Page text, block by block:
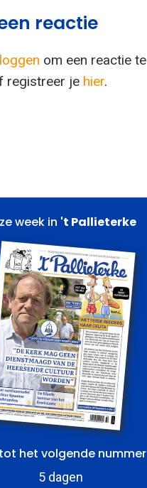
reactie
om een reactie te
registreer je hier.
week in 't Pallieterke
het volgende nummer
5 dagen